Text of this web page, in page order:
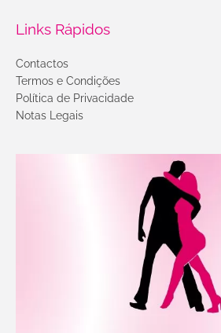
Links Rápidos
Contactos
Termos e Condições
Política de Privacidade
Notas Legais